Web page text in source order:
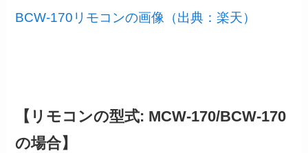
BCW-170リモコンの画像（出典：楽天）
【リモコンの型式: MCW-170/BCW-170
の場合】